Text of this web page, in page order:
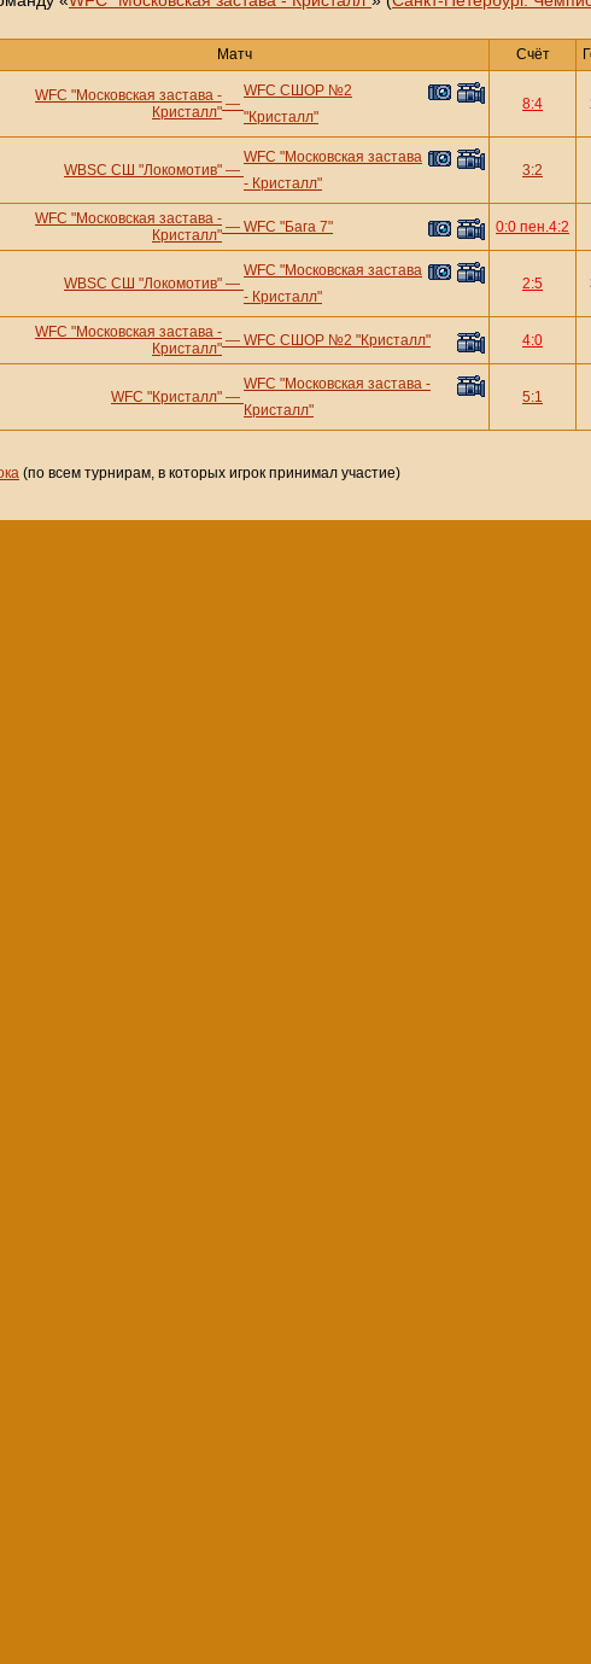
Матч Счёт
WFC "Московская застава -
Кристалл" —
WFC СШОР №2
"Кристалл"
8:4
WBSC СШ "Локомотив" —
WFC "Московская застава
- Кристалл"
3:2
WFC "Московская застава -
Кристалл" — WFC "Бага 7" 0:0 пен.4:2
WBSC СШ "Локомотив" —
WFC "Московская застава
- Кристалл"
2:5
WFC "Московская застава -
Кристалл" — WFC СШОР №2 "Кристалл" 4:0
WFC "Кристалл" —
WFC "Московская застава -
Кристалл"
5:1
(по всем турнирам, в которых игрок принимал участие)